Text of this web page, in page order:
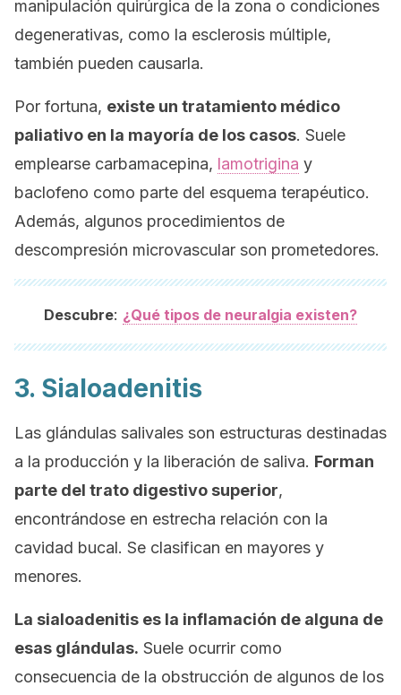
manipulación quirúrgica de la zona o condiciones
degenerativas, como la esclerosis múltiple,
también pueden causarla.
Por fortuna, existe un tratamiento médico
paliativo en la mayoría de los casos. Suele
emplearse carbamacepina, lamotrigina y
baclofeno como parte del esquema terapéutico.
Además, algunos procedimientos de
descompresión microvascular son prometedores.
Descubre: ¿Qué tipos de neuralgia existen?
3. Sialoadenitis
Las glándulas salivales son estructuras destinadas
a la producción y la liberación de saliva. Forman
parte del trato digestivo superior,
encontrándose en estrecha relación con la
cavidad bucal. Se clasifican en mayores y
menores.
La sialoadenitis es la inflamación de alguna de
esas glándulas. Suele ocurrir como
consecuencia de la obstrucción de algunos de los